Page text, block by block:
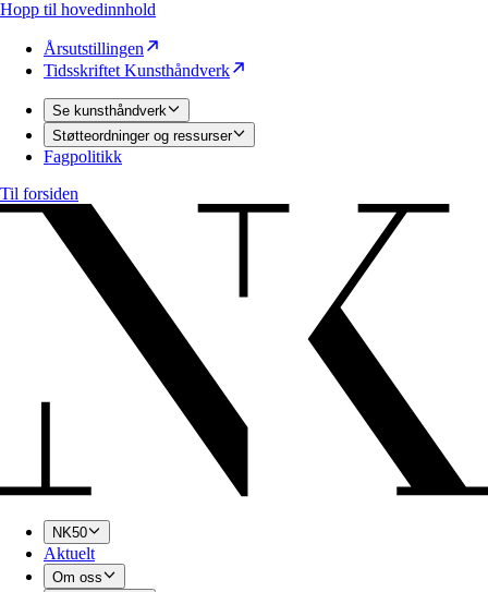
Hopp til hovedinnhold
Årsutstillingen
Tidsskriftet Kunsthåndverk
Se kunsthåndverk
Støtteordninger og ressurser
Fagpolitikk
Til forsiden
NK50
Aktuelt
Om oss